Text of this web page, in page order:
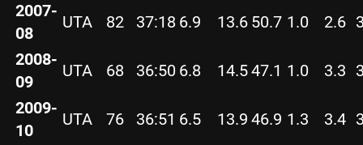
2007-
08
UTA 82 37:18 6.9 13.6 50.7 1.0 2.6
2008-
09
UTA 68 36:50 6.8 14.547.1 1.0 3.3
2009-
10
UTA 76 36:51 6.5 13.9 46.9 1.3 3.4